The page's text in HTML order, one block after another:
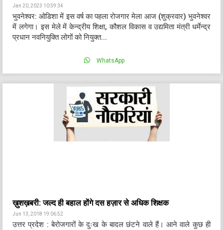
Jan 20, 2023 10:59:34
भुवनेश्वर: ओडिशा में इस वर्ष का पहला रोजगार मेला आज (शुक्रवार) भुवनेश्वर
में लगेगा। इस मेले में केन्द्रीय शिक्षा, कौशल विकास व उद्यमिता मंत्री धर्मेन्द्र
प्रधान नवनियुक्ति लोगों को नियुक्त...
WhatsApp
ख़ुशख़बरी: जल्द ही बहाल होंगे दस हज़ार से अधिक शिक्षक
Jun 13, 2018 19:06:52
उत्तर प्रदेश : बेरोजगारों के दुःख के बादल छंटने वाले हैं। आने वाले कुछ ही